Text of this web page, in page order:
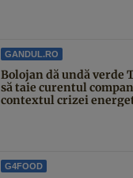
GANDUL.RO
Bolojan dă undă verde
să taie curentul
contextul crizei
G4FOOD